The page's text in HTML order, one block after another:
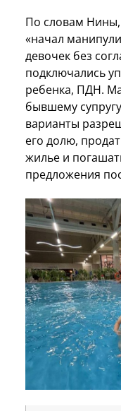
По словам
«начал
девочек без
подключались
ребенка, ПДН.
бывшему
варианты
его долю,
жилье и
предложения